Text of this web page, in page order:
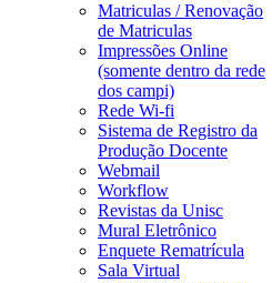
Matriculas / Renovação
de Matriculas
Impressões Online
(somente dentro da rede
dos campi)
Rede Wi-fi
Sistema de Registro da
Produção Docente
Webmail
Workflow
Revistas da Unisc
Mural Eletrônico
Enquete Rematrícula
Sala Virtual